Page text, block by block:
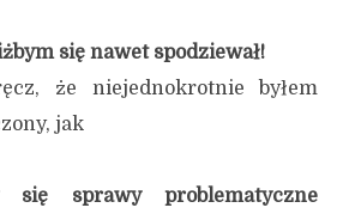
się nawet spodziewał!
że niejednokrotnie byłem
jak
się sprawy problematyczne